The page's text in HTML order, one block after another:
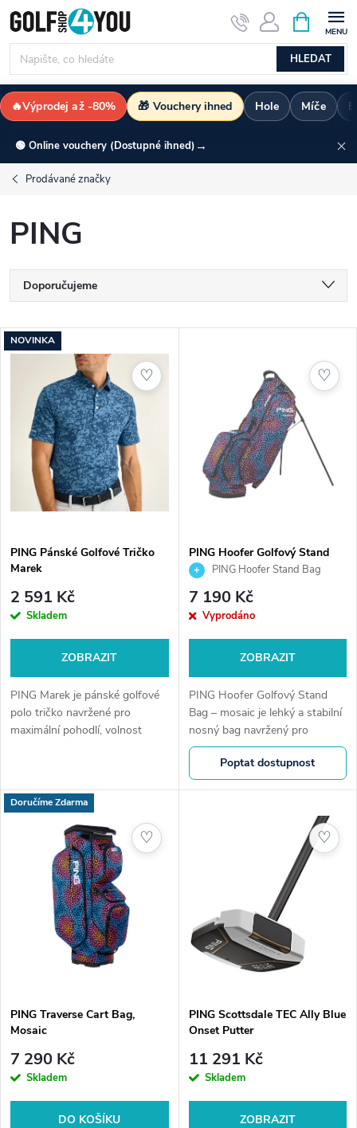
Přejít
na
obsah
HLEDAT
NÁKUPNÍ
KOŠÍK
🔥Výprodej až -80% 🎁 Vouchery ihned Hole Míče
🟢 Online vouchery (Dostupné ihned) →
Prodávané značky
PING
Ř
a
z
r
o
d
u
k
ů
Doporučujeme
Nejdražší
Nejprodávanější
Abecedně
V
s
p
r
o
u
k
t
ů
NOVINKA
PING Pánské Golfové Tričko
Marek
2 591 Kč
Skladem
ZOBRAZIT
PING Marek je pánské golfové
polo tričko navržené pro
maximální pohodlí, volnost
prodyšná tkanina...
♡
PING Hoofer Golfový Stand
Bag, Mosaic
PING Hoofer Stand Bag
mosaic | Lehký golfový bag
7 190 Kč
Vyprodáno
ZOBRAZIT
PING Hoofer Golfový Stand
Bag – mosaic je lehký a stabilní
nosný bag navržený pro
maximální pohodlí při chůzi.
Ergonomický systém nošení,
promyšlené kapsy a ikonická...
Poptat dostupnost
♡
Doručíme Zdarma
PING Traverse Cart Bag,
Mosaic
7 290 Kč
Skladem
DO KOŠÍKU
♡
PING Scottsdale TEC Ally Blue
Onset Putter
11 291 Kč
Skladem
ZOBRAZIT
♡